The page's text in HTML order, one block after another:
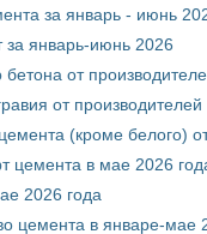
за январь - июнь
за январь-июнь 2026
бетона от
от
(кроме белого)
цемента в мае 2026
2026 года
цемента в январе-мае